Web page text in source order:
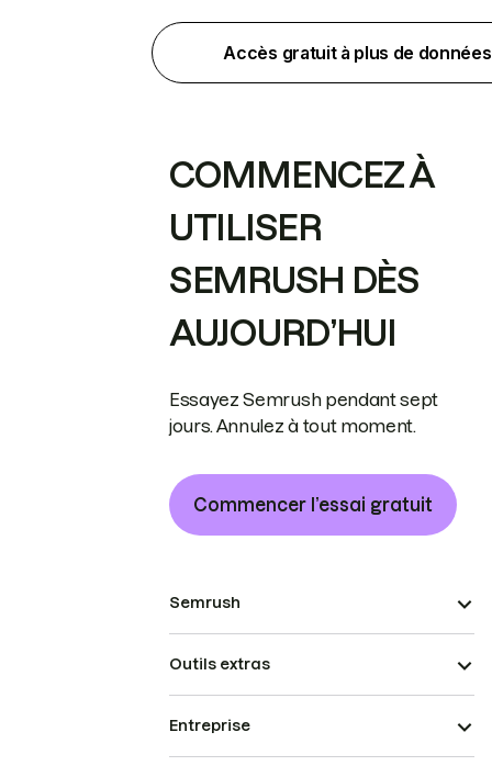
Accès gratuit à plus de données
COMMENCEZ À
UTILISER
SEMRUSH DÈS
AUJOURD’HUI
Essayez Semrush pendant sept
jours. Annulez à tout moment.
Commencer l’essai gratuit
Semrush
Outils extras
Entreprise